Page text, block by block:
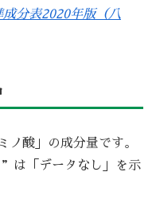
分表2020年版（八
ノ酸」の成分量です。
「データなし」を示